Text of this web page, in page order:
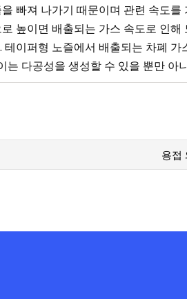
빠져 나가기 때문이며 관련 속도
높이면 배출되는 가스 속도로 인
이퍼형 노즐에서 배출되는 차폐
는 다공성을 생성할 수 있을 뿐만 아
용접